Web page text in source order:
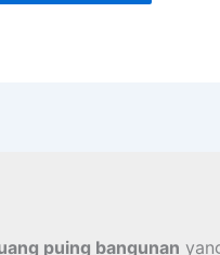
puing bangunan